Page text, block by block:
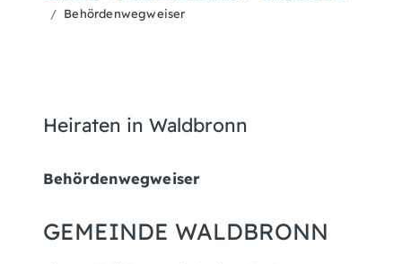
Behördenwegweiser
Heiraten in Waldbronn
Behördenwegweiser
GEMEINDE WALDBRONN